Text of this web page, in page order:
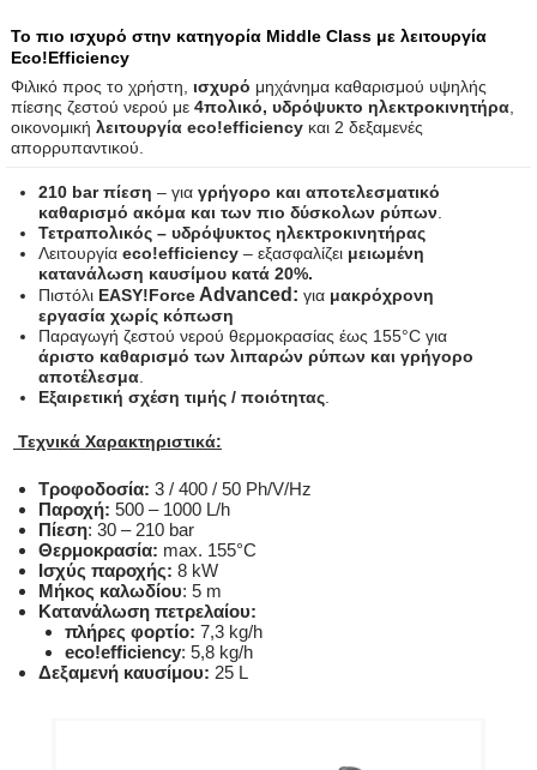
Το πιο ισχυρό στην κατηγορία Middle Class με λειτουργία
Eco!Efficiency
Φιλικό προς το χρήστη, ισχυρό μηχάνημα καθαρισμού υψηλής
πίεσης ζεστού νερού με 4πολικό, υδρόψυκτο ηλεκτροκινητήρα,
οικονομική λειτουργία eco!efficiency και 2 δεξαμενές
απορρυπαντικού.
210 bar πίεση – για γρήγορο και αποτελεσματικό
καθαρισμό ακόμα και των πιο δύσκολων ρύπων.
Τετραπολικός – υδρόψυκτος ηλεκτροκινητήρας
Λειτουργία eco!efficiency– εξασφαλίζει μειωμένη
κατανάλωση καυσίμου κατά 20%.
Πιστόλι EASY!ForceAdvanced: για μακρόχρονη
εργασία χωρίς κόπωση
Παραγωγή ζεστού νερού θερμοκρασίας έως 155°C για
άριστο καθαρισμό των λιπαρών ρύπων και γρήγορο
αποτέλεσμα.
Εξαιρετική σχέση τιμής / ποιότητας.
Τεχνικά Χαρακτηριστικά:
Τροφοδοσία: 3 / 400 / 50 Ph/V/Hz
Παροχή: 500 – 1000 L/h
Πίεση: 30 – 210 bar
Θερμοκρασία: max. 155°C
Ισχύς παροχής: 8 kW
Μήκος καλωδίου: 5 m
Κατανάλωση πετρελαίου:
πλήρες φορτίο: 7,3 kg/h
eco!efficiency: 5,8 kg/h
Δεξαμενή καυσίμου: 25 L